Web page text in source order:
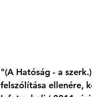
"(A Hatóság - a
felszólítása ellenére,